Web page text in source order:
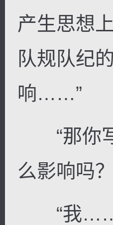
产生思想
队规队纪
响……”
“那你写
么影响吗
“我……”